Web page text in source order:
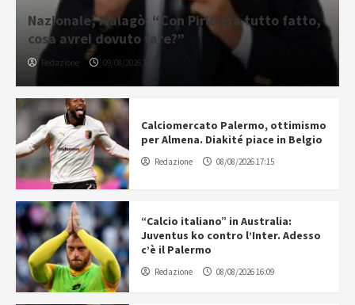
Nazionale, Malagò: “Con Pirlo era tutto fatto,
cosa avrei dovuto fare?”
Redazione 09/08/2026 11:28
Calciomercato Palermo, ottimismo
per Almena. Diakité piace in Belgio
Redazione 08/08/2026 17:15
“Calcio italiano” in Australia:
Juventus ko contro l’Inter. Adesso
c’è il Palermo
Redazione 08/08/2026 16:09